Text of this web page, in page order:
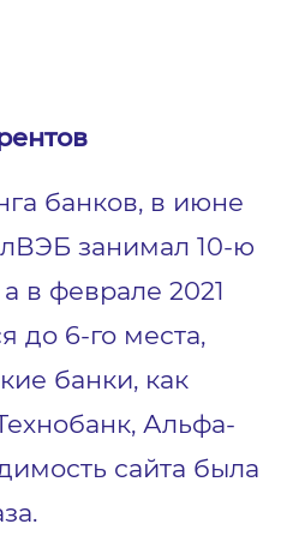
банков, в июне
занимал 10-ю
в феврале 2021
до 6-го места,
банки, как
Альфа-
сайта была